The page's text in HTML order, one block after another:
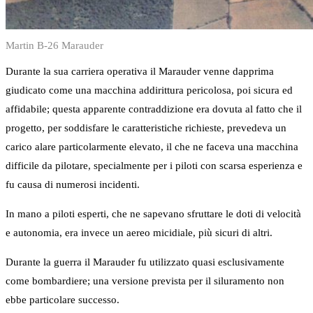
Martin B-26 Marauder
Durante la sua carriera operativa il Marauder venne dapprima
giudicato come una macchina addirittura pericolosa, poi sicura ed
affidabile; questa apparente contraddizione era dovuta al fatto che il
progetto, per soddisfare le caratteristiche richieste, prevedeva un
carico alare particolarmente elevato, il che ne faceva una macchina
difficile da pilotare, specialmente per i piloti con scarsa esperienza e
fu causa di numerosi incidenti.
In mano a piloti esperti, che ne sapevano sfruttare le doti di velocità
e autonomia, era invece un aereo micidiale, più sicuri di altri.
Durante la guerra il Marauder fu utilizzato quasi esclusivamente
come bombardiere; una versione prevista per il siluramento non
ebbe particolare successo.